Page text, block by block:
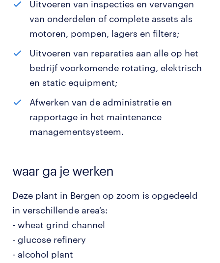
Uitvoeren van inspecties en vervangen
van onderdelen of complete assets als
motoren, pompen, lagers en filters;
Uitvoeren van reparaties aan alle op het
bedrijf voorkomende rotating, elektrisch
en static equipment;
Afwerken van de administratie en
rapportage in het maintenance
managementsysteem.
waar ga je werken
Deze plant in Bergen op zoom is opgedeeld
in verschillende area’s:
- wheat grind channel
- glucose refinery
- alcohol plant